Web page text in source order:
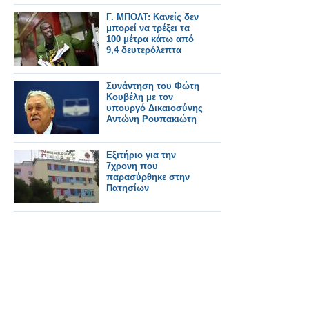
Γ. ΜΠΟΛΤ: Κανείς δεν
μπορεί να τρέξει τα
100 μέτρα κάτω από
9,4 δευτερόλεπτα
Συνάντηση του Φώτη
Κουβέλη με τον
υπουργό Δικαιοσύνης
Αντώνη Ρουπακιώτη
Εξιτήριο για την
7χρονη που
παρασύρθηκε στην
Πατησίων